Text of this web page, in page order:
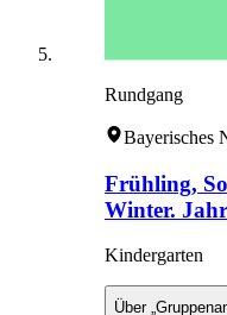
Rundgang
Bayerisches
Frühling,
Winter.
Kindergarten
Über